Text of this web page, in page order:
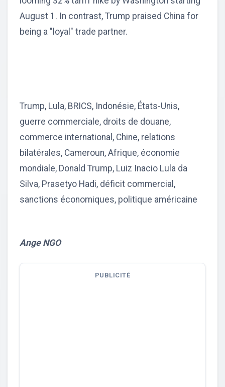
August 1. In contrast, Trump praised China for
being a "loyal" trade partner.
Trump, Lula, BRICS, Indonésie, États-Unis,
guerre commerciale, droits de douane,
commerce international, Chine, relations
bilatérales, Cameroun, Afrique, économie
mondiale, Donald Trump, Luiz Inacio Lula da
Silva, Prasetyo Hadi, déficit commercial,
sanctions économiques, politique américaine
Ange NGO
PUBLICITÉ